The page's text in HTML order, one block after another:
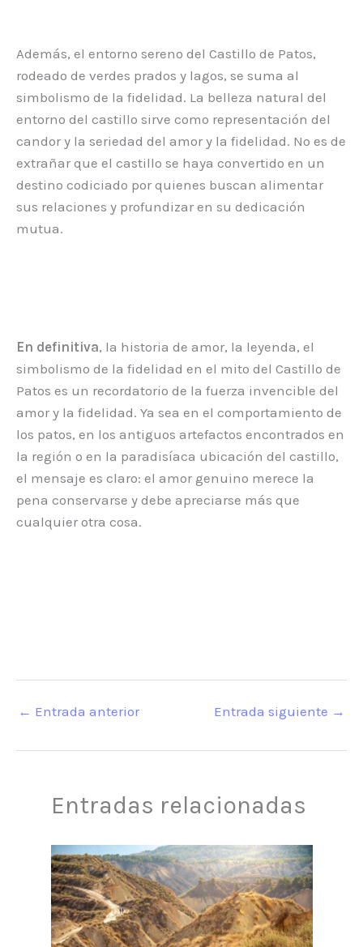
Además, el entorno sereno del Castillo de Patos,
rodeado de verdes prados y lagos, se suma al
simbolismo de la fidelidad. La belleza natural del
entorno del castillo sirve como representación del
candor y la seriedad del amor y la fidelidad. No es de
extrañar que el castillo se haya convertido en un
destino codiciado por quienes buscan alimentar
sus relaciones y profundizar en su dedicación
mutua.
En definitiva, la historia de amor, la leyenda, el
simbolismo de la fidelidad en el mito del Castillo de
Patos es un recordatorio de la fuerza invencible del
amor y la fidelidad. Ya sea en el comportamiento de
los patos, en los antiguos artefactos encontrados en
la región o en la paradisíaca ubicación del castillo,
el mensaje es claro: el amor genuino merece la
pena conservarse y debe apreciarse más que
cualquier otra cosa.
← Entrada anterior Entrada siguiente →
Entradas relacionadas